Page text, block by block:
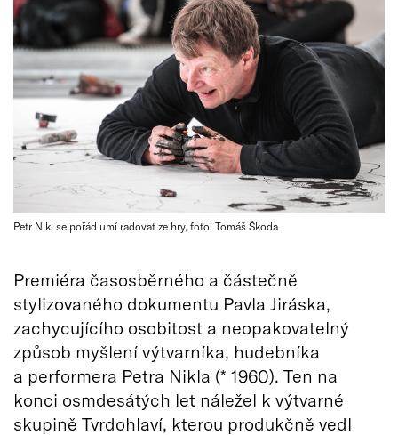
Petr Nikl se pořád umí radovat ze hry, foto: Tomáš Škoda
Premiéra časosběrného a částečně
stylizovaného dokumentu Pavla Jiráska,
zachycujícího osobitost a neopakovatelný
způsob myšlení výtvarníka, hudebníka
a performera Petra Nikla (* 1960). Ten na
konci osmdesátých let náležel k výtvarné
skupině Tvrdohlaví, kterou produkčně vedl